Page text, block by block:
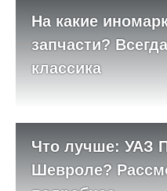
На какие
запчасти?
классика
Что лучше: УАЗ
Шевроле?